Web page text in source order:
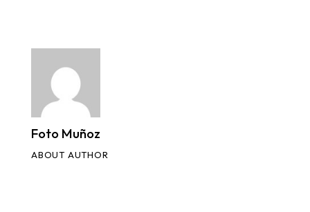
Foto Muñoz
ABOUT AUTHOR